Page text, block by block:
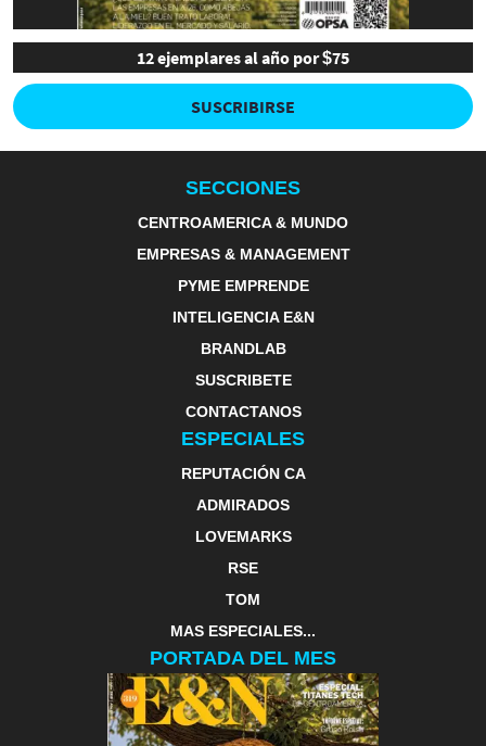
12 ejemplares al año por $75
SUSCRIBIRSE
SECCIONES
CENTROAMERICA & MUNDO
EMPRESAS & MANAGEMENT
PYME EMPRENDE
INTELIGENCIA E&N
BRANDLAB
SUSCRIBETE
CONTACTANOS
ESPECIALES
REPUTACIÓN CA
ADMIRADOS
LOVEMARKS
RSE
TOM
MAS ESPECIALES...
PORTADA DEL MES